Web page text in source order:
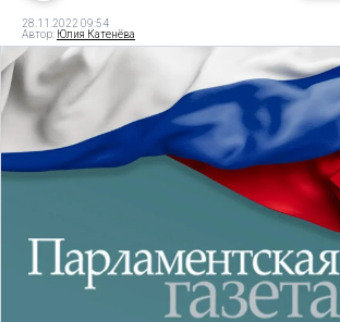
28.11.2022 09:54
Автор: Юлия Катенёва